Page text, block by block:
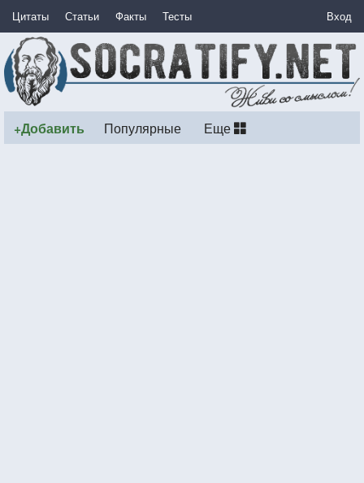
Цитаты Статьи Факты Тесты Вход
+Добавить Популярные Еще